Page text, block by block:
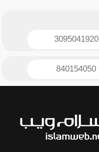
3095041920
840154050